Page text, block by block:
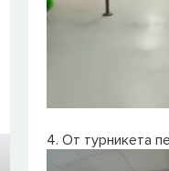
4. От турникета